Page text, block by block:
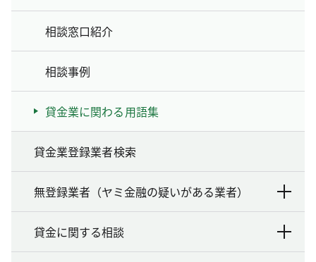
相談窓口紹介
相談事例
貸金業に関わる用語集
貸金業登録業者検索
無登録業者（ヤミ金融の疑いがある業者）
貸金に関する相談